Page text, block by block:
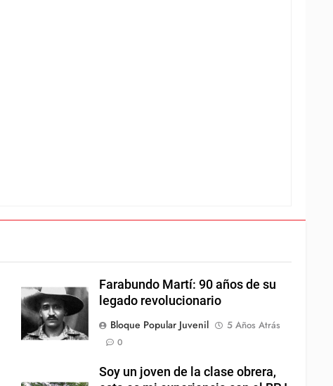
Farabundo Martí: 90 años de su
legado revolucionario
Bloque Popular Juvenil
5 Años Atrás
0
Soy un joven de la clase obrera,